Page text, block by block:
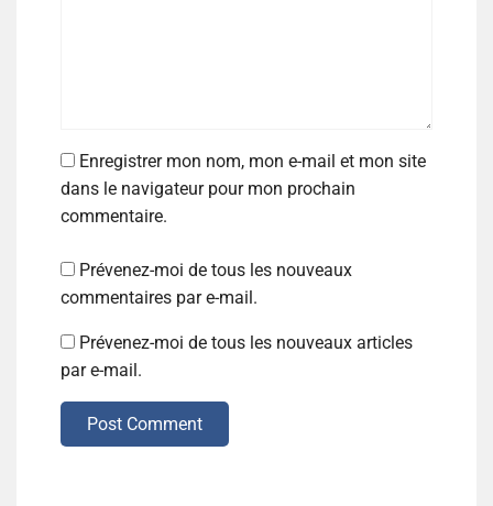
Enregistrer mon nom, mon e-mail et mon site
dans le navigateur pour mon prochain
commentaire.
Prévenez-moi de tous les nouveaux
commentaires par e-mail.
Prévenez-moi de tous les nouveaux articles
par e-mail.
Post Comment